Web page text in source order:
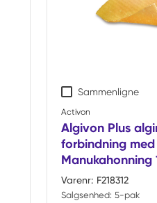
Sammenligne
Activon
Algivon Plus
forbindning med
Manukahonning
Varenr: F218312
Salgsenhed: 5-pak